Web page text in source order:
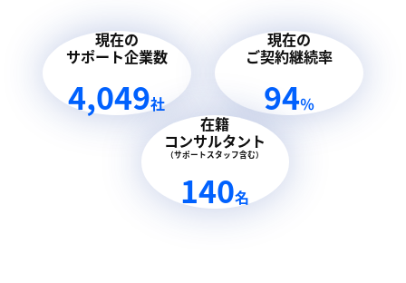
現在の
サポート企業数
4,049社
現在の
ご契約継続率
94％
在籍
コンサルタント
（サポートスタッフ含む）
140名